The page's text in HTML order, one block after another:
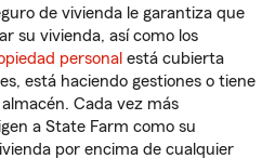
de vivienda le garantiza que
su vivienda, así como los
personal está cubierta
está haciendo gestiones o tiene
Cada vez más
a State Farm como su
por encima de cualquier